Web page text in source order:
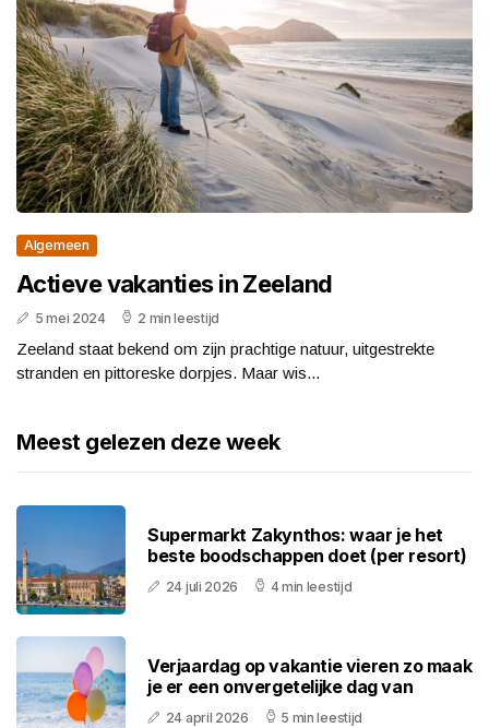
Algemeen
Actieve vakanties in Zeeland
5 mei 2024 2 min leestijd
Zeeland staat bekend om zijn prachtige natuur, uitgestrekte
stranden en pittoreske dorpjes. Maar wis...
Meest gelezen deze week
Supermarkt Zakynthos: waar je het
beste boodschappen doet (per resort)
24 juli 2026 4 min leestijd
Verjaardag op vakantie vieren zo maak
je er een onvergetelijke dag van
24 april 2026 5 min leestijd